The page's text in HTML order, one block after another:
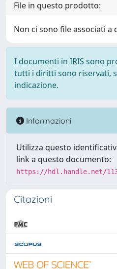
File in questo prodotto:
Non ci sono file associati
I documenti in IRIS sono
tutti i diritti sono riservati,
indicazione.
Informazioni
Utilizza questo
link a questo documento:
https://hdl.handle.net/
Citazioni